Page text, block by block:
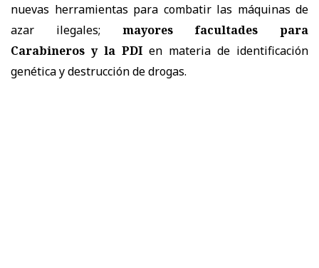
nuevas herramientas para combatir las máquinas de
azar ilegales; mayores facultades para
Carabineros y la PDI en materia de identificación
genética y destrucción de drogas.